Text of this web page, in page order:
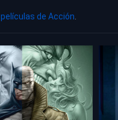
películas de Acción